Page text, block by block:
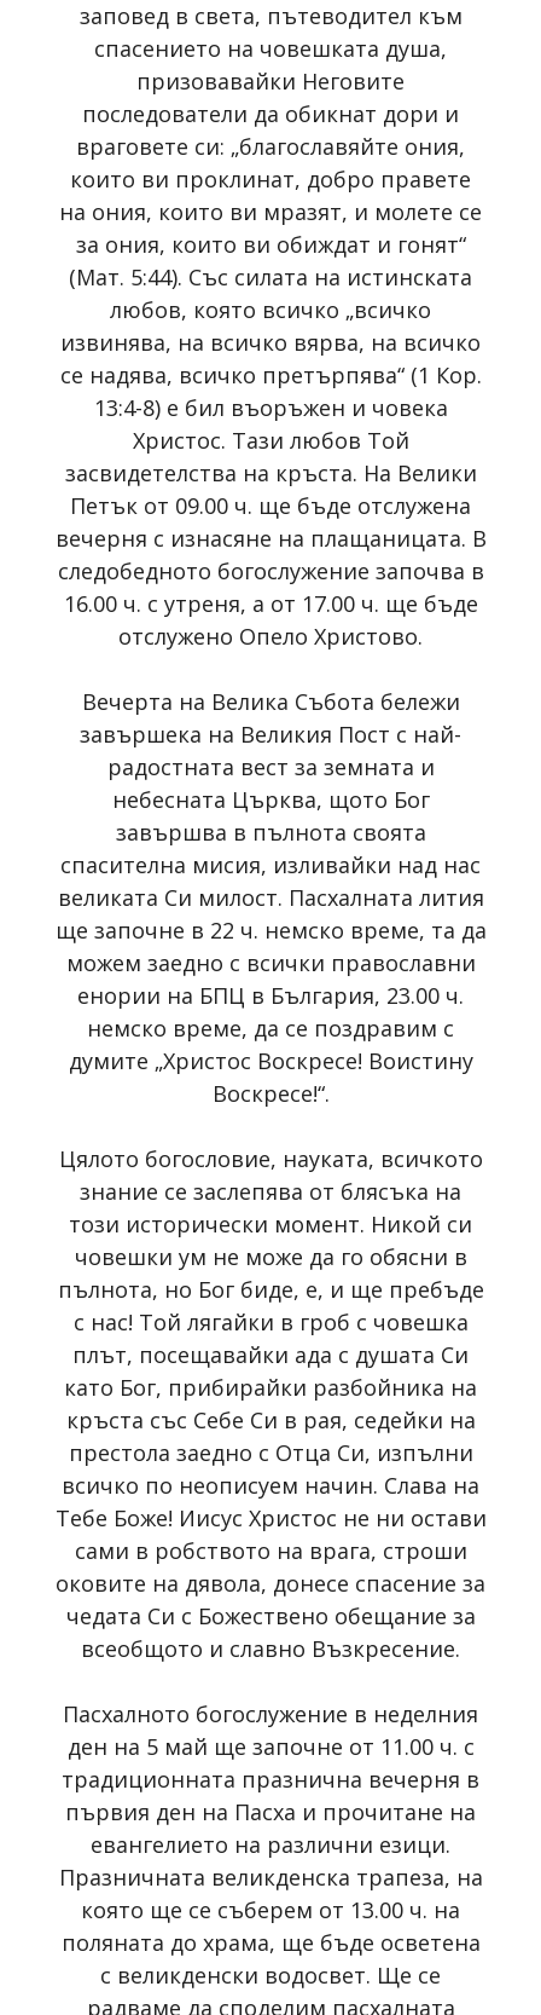
заповед в света, пътеводител към
спасението на човешката душа,
призовавайки Неговите
последователи да обикнат дори и
враговете си: „благославяйте ония,
които ви проклинат, добро правете
на ония, които ви мразят, и молете се
за ония, които ви обиждат и гонят“
(Мат. 5:44). Със силата на истинската
любов, която всичко „всичко
извинява, на всичко вярва, на всичко
се надява, всичко претърпява“ (1 Кор.
13:4-8) е бил въоръжен и човека
Христос. Тази любов Той
засвидетелства на кръста. На Велики
Петък от 09.00 ч. ще бъде отслужена
вечерня с изнасяне на плащаницата. В
следобедното богослужение започва в
16.00 ч. с утреня, а от 17.00 ч. ще бъде
отслужено Опело Христово.
Вечерта на Велика Събота бележи
завършека на Великия Пост с най-
радостната вест за земната и
небесната Църква, щото Бог
завършва в пълнота своята
спасителна мисия, изливайки над нас
великата Си милост. Пасхалната лития
ще започне в 22 ч. немско време, та да
можем заедно с всички православни
енории на БПЦ в България, 23.00 ч.
немско време, да се поздравим с
думите „Христос Воскресе! Воистину
Воскресе!“.
Цялото богословие, науката, всичкото
знание се заслепява от блясъка на
този исторически момент. Никой си
човешки ум не може да го обясни в
пълнота, но Бог биде, е, и ще пребъде
с нас! Той лягайки в гроб с човешка
плът, посещавайки ада с душата Си
като Бог, прибирайки разбойника на
кръста със Себе Си в рая, седейки на
престола заедно с Отца Си, изпълни
всичко по неописуем начин. Слава на
Тебе Боже! Иисус Христос не ни остави
сами в робството на врага, строши
оковите на дявола, донесе спасение за
чедата Си с Божествено обещание за
всеобщото и славно Възкресение.
Пасхалното богослужение в неделния
ден на 5 май ще започне от 11.00 ч. с
традиционната празнична вечерня в
първия ден на Пасха и прочитане на
евангелието на различни езици.
Празничната великденска трапеза, на
която ще се съберем от 13.00 ч. на
поляната до храма, ще бъде осветена
с великденски водосвет. Ще се
радваме да споделим пасхалната